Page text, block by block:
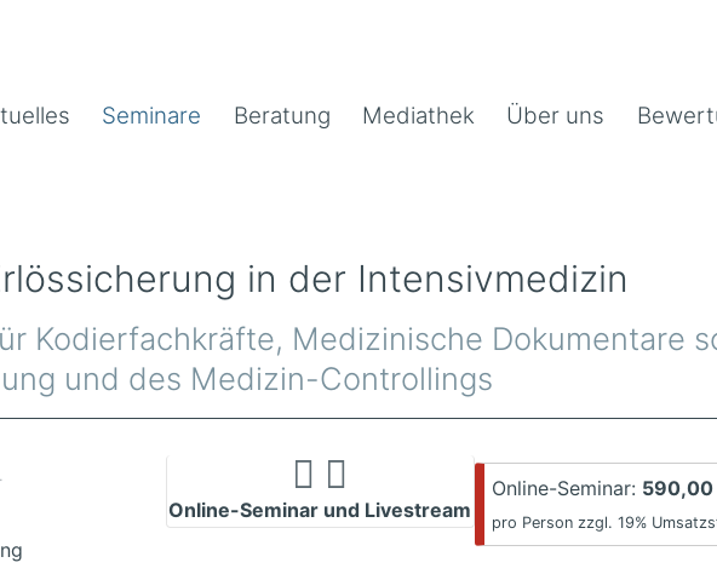
Seminare Beratung Mediathek Über uns
in der Intensivmedizin
Kodierfachkräfte, Medizinische Dokumentare
und des Medizin-Controllings
Online-Seminar und Livestream
Online-Seminar: 590,00
pro Person zzgl. 19%